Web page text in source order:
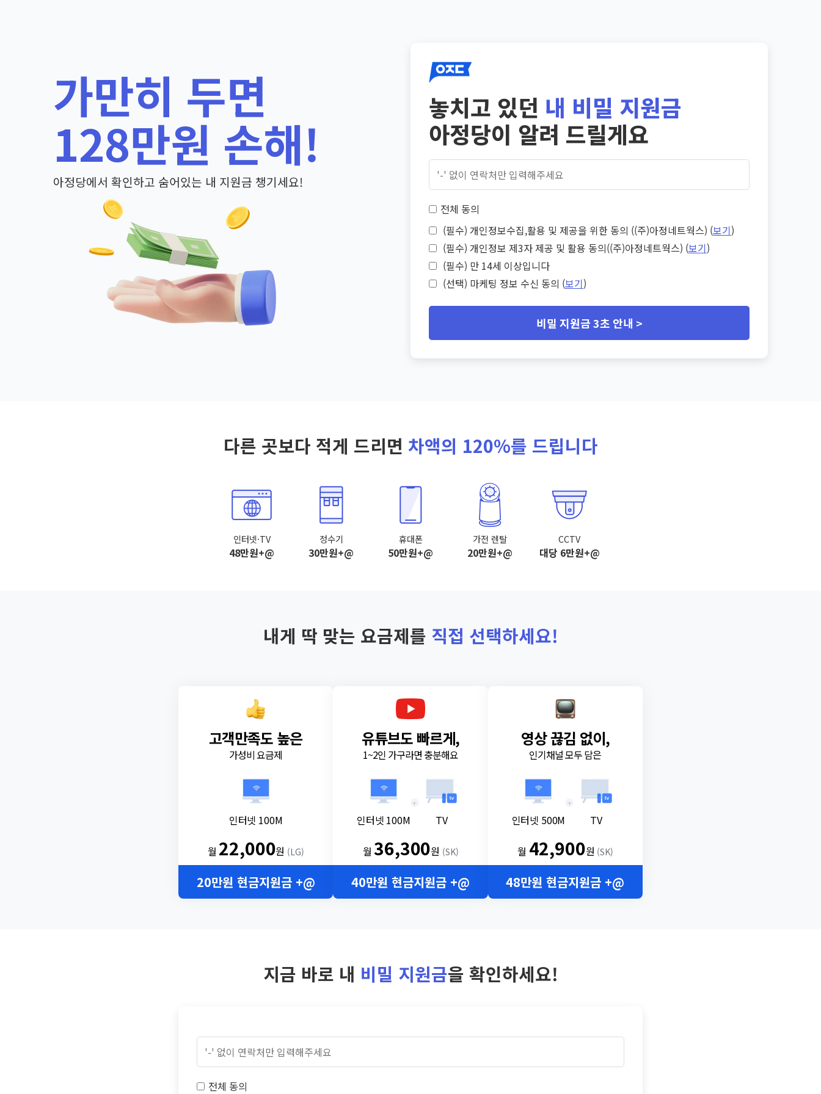
가만히 두면
128만원 손해!
아정당에서 확인하고 숨어있는 내 지원금 챙기세요!
놓치고 있던 내 비밀 지원금
아정당이 알려 드릴게요
전체 동의
(필수) 개인정보수집,활용 및 제공을 위한 동의 ((주)아정네트웍스) (보기)
(필수) 개인정보 제3자 제공 및 활용 동의((주)아정네트웍스) (보기)
(필수) 만 14세 이상입니다
(선택) 마케팅 정보 수신 동의 (보기)
비밀 지원금 3초 안내 >
다른 곳보다 적게 드리면 차액의 120%를 드립니다
인터넷·TV
48만원+@
정수기
30만원+@
휴대폰
50만원+@
가전 렌탈
20만원+@
CCTV
대당 6만원+@
내게 딱 맞는 요금제를 직접 선택하세요!
고객만족도 높은
가성비 요금제
인터넷 100M
월 22,000원 (LG)
20만원 현금지원금 +@
유튜브도 빠르게,
1~2인 가구라면 충분해요
인터넷 100M
+
TV
월36,300원 (SK)
40만원 현금지원금 +@
영상 끊김 없이,
인기채널 모두 담은
인터넷 500M
+
TV
월 42,900원 (SK)
48만원 현금지원금 +@
지금 바로 내 비밀 지원금을 확인하세요!
전체 동의